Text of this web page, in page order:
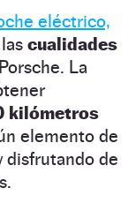
eléctrico,
cualidades
La
kilómetros
elemento de
disfrutando de